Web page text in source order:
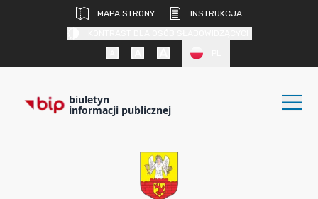
MAPA STRONY
INSTRUKCJA
biuletyn
informacji publicznej